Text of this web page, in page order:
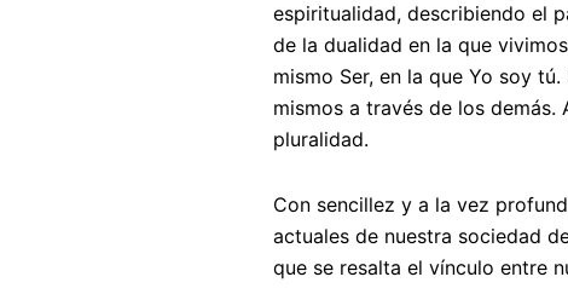
espiritualidad, describiendo el
de la dualidad en la que
mismo Ser, en la que Yo soy
mismos a través de los demás.
pluralidad.
Con sencillez y a la vez
actuales de nuestra sociedad
que se resalta el vínculo entre